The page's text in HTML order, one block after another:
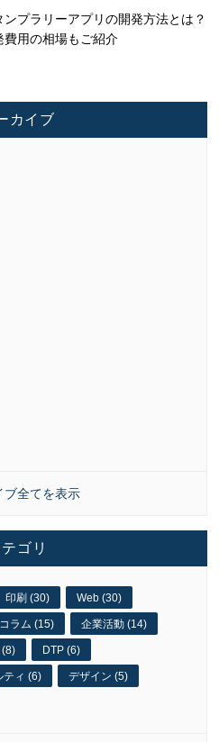
ンプラリーアプリの開発方法とは？
費用の相場もご紹介
カイブ
ブ全てを表示
ゴリ
印刷 (30) Web (30)
ラム (15) 企業活動 (14)
(8) DTP (6)
ティ (6) デザイン (5)